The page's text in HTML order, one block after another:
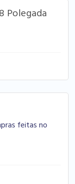
Polegada
feitas no